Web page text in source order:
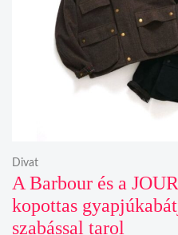
A Barbour és a
kopottas
szabással tarol
Divat